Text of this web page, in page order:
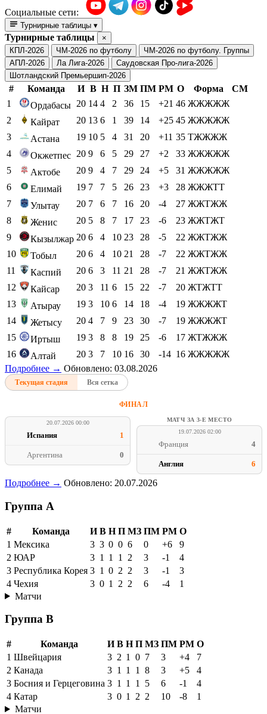
Социальные сети:
Турнирные таблицы ▾
Турнирные таблицы
×
КПЛ-2026
ЧМ-2026 по футболу
ЧМ-2026 по футболу. Группы
АПЛ-2026
Ла Лига-2026
Саудовская Про-лига-2026
Шотландский Премьершип-2026
# Команда И В Н П ЗМ ПМ РМ О Форма
СМ
1
Ордабасы 20 14 4 2 36 15 +21 46 ЖЖЖЖЖ
2
Кайрат 20 13 6 1 39 14 +25 45 ЖЖЖЖЖ
3
Астана 19 10 5 4 31 20 +11 35 ТЖЖЖЖ
4
Окжетпес 20 9 6 5 29 27 +2 33 ЖЖЖЖЖ
5
Актобе 20 9 4 7 29 24 +5 31 ЖЖЖЖЖ
6
Елимай 19 7 7 5 26 23 +3 28 ЖЖЖТТ
7
Улытау 20 7 6 7 16 20 -4 27 ЖЖТЖЖ
8
Женис 20 5 8 7 17 23 -6 23 ЖЖТЖТ
9
Кызылжар 20 6 4 10 23 28 -5 22 ЖЖТЖЖ
10
Тобыл 20 6 4 10 21 28 -7 22 ЖЖТЖЖ
11
Каспий 20 6 3 11 21 28 -7 21 ЖЖТЖЖ
12
Кайсар 20 3 11 6 15 22 -7 20 ЖТЖТТ
13
Атырау 19 3 10 6 14 18 -4 19 ЖЖЖЖТ
14
Жетысу 20 4 7 9 23 30 -7 19 ЖЖЖЖТ
15
Иртыш 19 3 8 8 19 25 -6 17 ЖТЖЖЖ
16
Алтай 20 3 7 10 16 30 -14 16 ЖЖЖЖЖ
Подробнее → Обновлено: 03.08.2026
Текущая стадия Вся сетка
ФИНАЛ
20.07.2026 00:00
Испания 1
Аргентина 0
МАТЧ ЗА 3-Е МЕСТО
19.07.2026 02:00
Франция 4
Англия 6
Подробнее → Обновлено: 20.07.2026
Группа A
# Команда И В Н П МЗ ПМ РМ О
1 Мексика 3 3 0 0 6 0 +6
9
2 ЮАР 3 1 1 1 2 3 -1
4
3 Республика Корея 3 1 0 2 2 3 -1
3
4 Чехия 3 0 1 2 2 6 -4
1
Матчи
Группа B
# Команда И В Н П МЗ ПМ РМ О
1 Швейцария 3 2 1 0 7 3 +4
7
2 Канада 3 1 1 1 8 3 +5
4
3 Босния и Герцеговина 3 1 1 1 5 6 -1
4
4 Катар 3 0 1 2 2 10 -8
1
Матчи